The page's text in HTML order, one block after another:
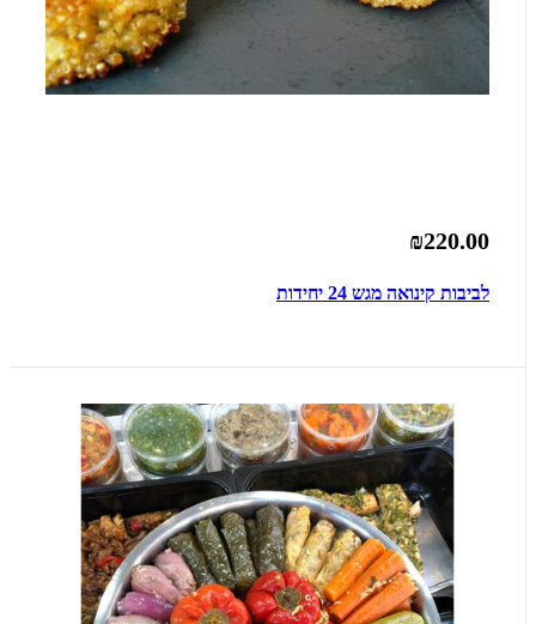
₪220.00
לביבות קינואה מגש 24 יחידות